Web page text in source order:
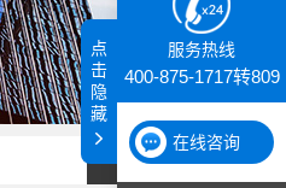
服务热线
400-875-1717转809
在线咨询
点
击
隐
藏